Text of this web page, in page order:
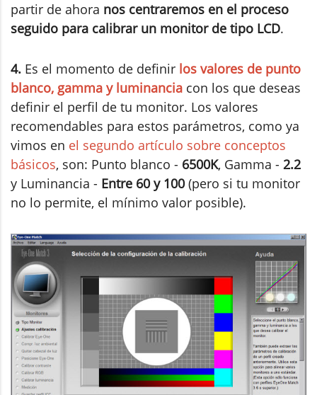
partir de ahora nos centraremos en el proceso
seguido para calibrar un monitor de tipo LCD.
4. Es el momento de definir los valores de punto
blanco, gamma y luminancia con los que deseas
definir el perfil de tu monitor. Los valores
recomendables para estos parámetros, como ya
vimos en el segundo artículo sobre conceptos
básicos, son: Punto blanco - 6500K, Gamma - 2.2
y Luminancia - Entre 60 y 100(pero si tu monitor
no lo permite, el mínimo valor posible).